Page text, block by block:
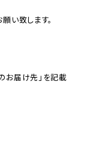
お届け先」を記載